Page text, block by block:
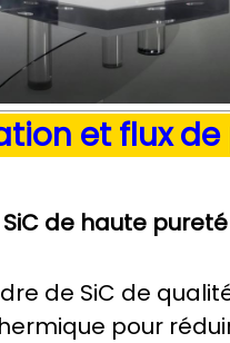
et flux
de haute pureté
de SiC de
pour